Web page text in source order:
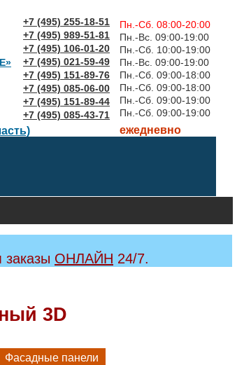
+7 (495) 255-18-51
+7 (495) 989-51-81
+7 (495) 106-01-20
+7 (495) 021-59-49
+7 (495) 151-89-76
+7 (495) 085-06-00
+7 (495) 151-89-44
+7 (495) 085-43-71
Пн.-Сб. 08:00-20:00
Пн.-Вс. 09:00-19:00
Пн.-Сб. 10:00-19:00
Пн.-Вс. 09:00-19:00
Пн.-Сб. 09:00-18:00
Пн.-Сб. 09:00-18:00
Пн.-Сб. 09:00-19:00
Пн.-Сб. 09:00-19:00
ежедневно
ОНЛАЙН 24/7.
3D
Фасадные панели